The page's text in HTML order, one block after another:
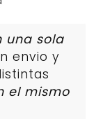
una sola
envio y
el mismo